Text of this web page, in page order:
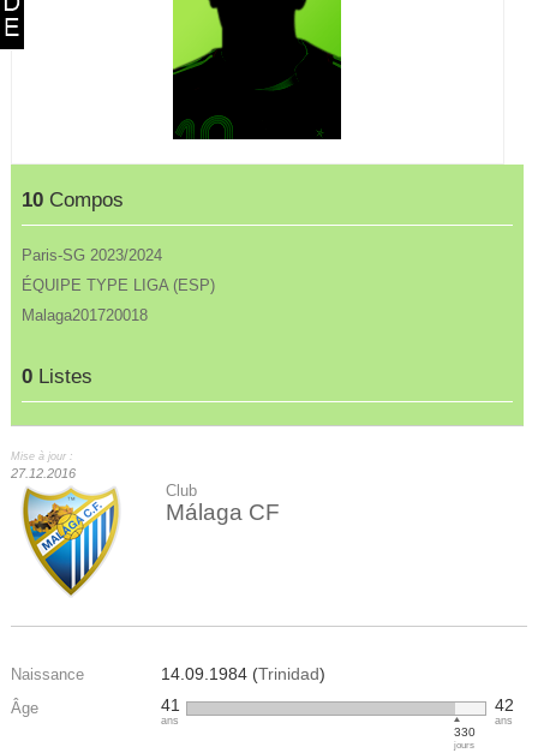
10 Compos
Paris-SG 2023/2024
ÉQUIPE TYPE LIGA (ESP)
Malaga201720018
0 Listes
Mise à jour :
27.12.2016
Club
Málaga CF
Naissance 14.09.1984 (Trinidad)
Âge 41
ans
330
jours
42
ans